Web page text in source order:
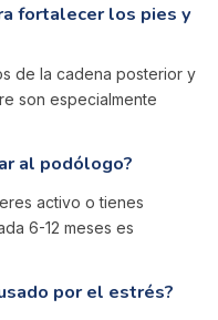
fortalecer los pies y
de la cadena posterior y
son especialmente
al podólogo?
activo o tienes
6-12 meses es
por el estrés?